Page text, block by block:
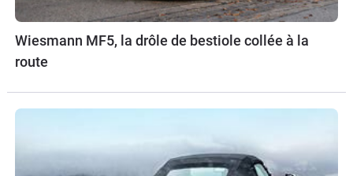
Wiesmann MF5, la drôle de bestiole collée à la
route